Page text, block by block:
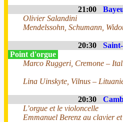
21:00
Olivier Salandini
Mendelssohn, Schumann,
20:30
Point d'orgue
Marco Ruggeri, Cremone –
Lina Uinskyte, Vilnus –
20:30
L’orgue et le violoncelle
Emmanuel Berenz au clavier